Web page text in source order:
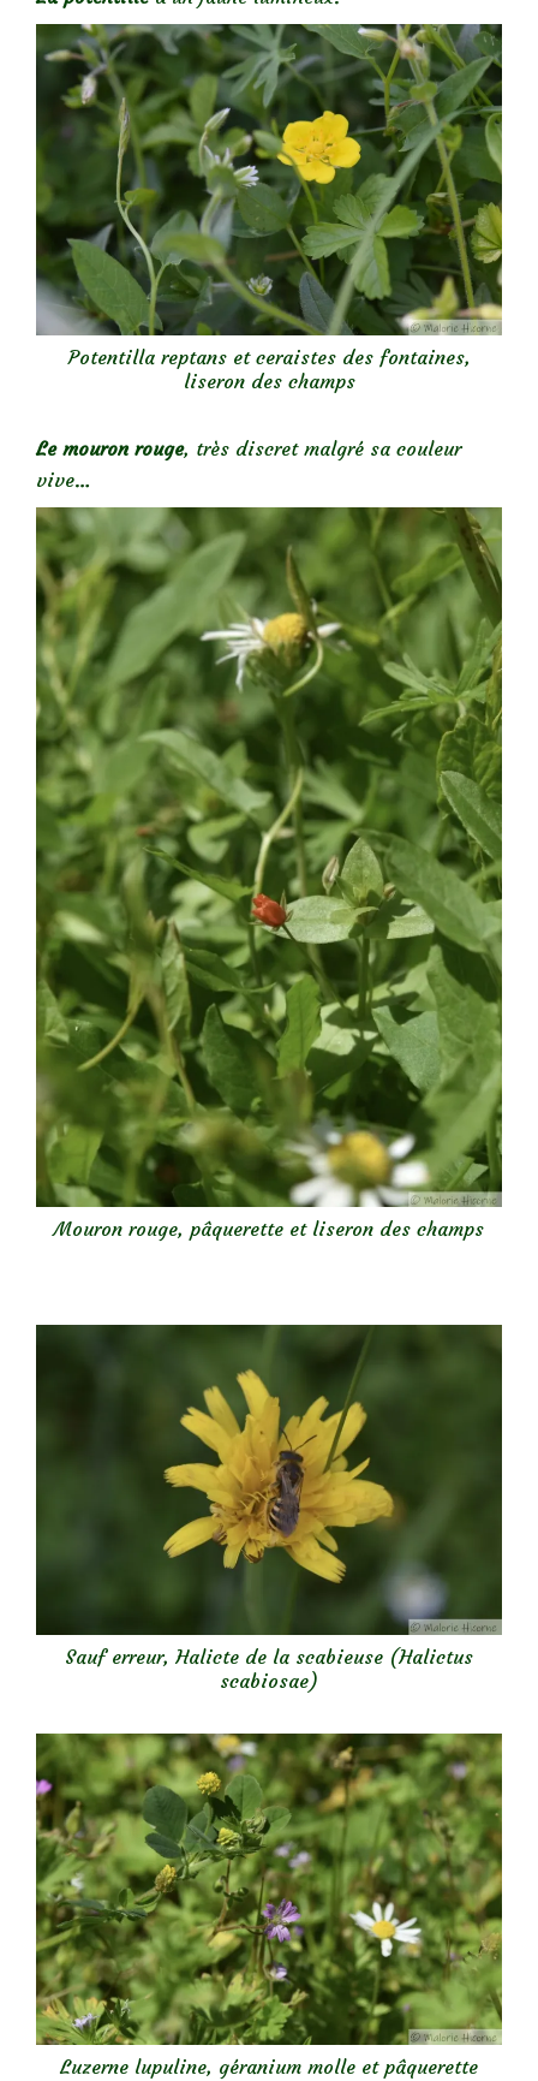
Potentilla reptans et ceraistes des fontaines,
liseron des champs
Le mouron rouge, très discret malgré sa couleur
vive…
Mouron rouge, pâquerette et liseron des champs
Sauf erreur, Halicte de la scabieuse (Halictus
scabiosae)
Luzerne lupuline, géranium molle et pâquerette